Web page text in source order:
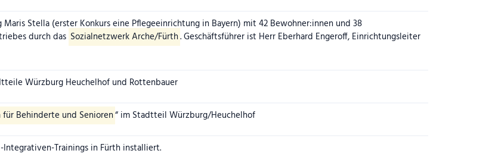
Stella (erster Konkurs eine Pflegeeinrichtung in Bayern) mit 42 Bewohner:innen und 38
durch das Sozialnetzwerk Arche/Fürth. Geschäftsführer ist Herr Eberhard Engeroff, Einrichtungsleiter
Würzburg Heuchelhof und Rottenbauer
Behinderte und Senioren“ im Stadtteil Würzburg/Heuchelhof
Trainings in Fürth installiert.